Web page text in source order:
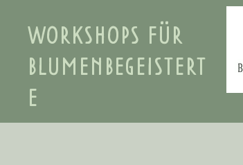
WORKSHOPS FÜR
BLUMENBEGEISTERT
E